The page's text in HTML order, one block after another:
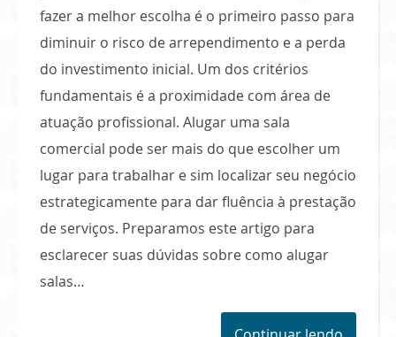
fazer a melhor escolha é o primeiro passo para
diminuir o risco de arrependimento e a perda
do investimento inicial. Um dos critérios
fundamentais é a proximidade com área de
atuação profissional. Alugar uma sala
comercial pode ser mais do que escolher um
lugar para trabalhar e sim localizar seu negócio
estrategicamente para dar fluência à prestação
de serviços. Preparamos este artigo para
esclarecer suas dúvidas sobre como alugar
salas…